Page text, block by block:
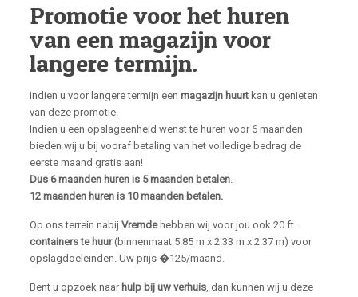
Promotie voor het huren
van een magazijn voor
langere termijn.
Indien u voor langere termijn een magazijn huurtkan u genieten
van deze promotie.
Indien u een opslageenheid wenst te huren voor 6 maanden
bieden wij u bij vooraf betaling van het volledige bedrag de
eerste maand gratis aan!
Dus 6 maanden huren is 5 maanden betalen.
12 maanden huren is 10 maanden betalen.
Op ons terrein nabij Vremdehebben wij voor jou ook 20 ft.
containers te huur(binnenmaat 5.85 m x 2.33 m x 2.37 m) voor
opslagdoeleinden. Uw prijs �125/maand.
Bent u opzoek naar hulp bij uw verhuis, dan kunnen wij u deze